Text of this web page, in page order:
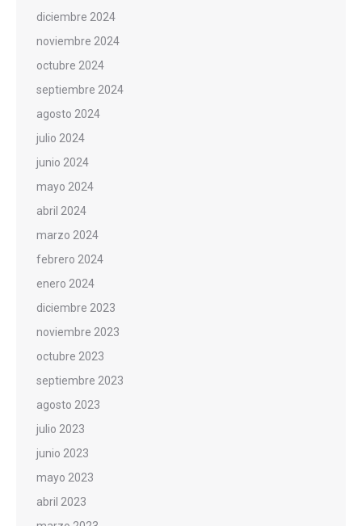
diciembre 2024
noviembre 2024
octubre 2024
septiembre 2024
agosto 2024
julio 2024
junio 2024
mayo 2024
abril 2024
marzo 2024
febrero 2024
enero 2024
diciembre 2023
noviembre 2023
octubre 2023
septiembre 2023
agosto 2023
julio 2023
junio 2023
mayo 2023
abril 2023